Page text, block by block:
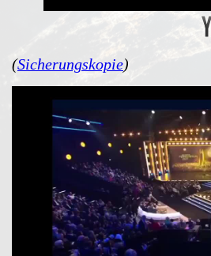
(Sicherungskopie)